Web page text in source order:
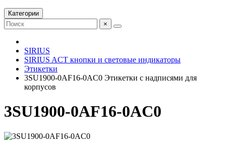
Категории
×
SIRIUS
SIRIUS ACT кнопки и световые индикаторы
Этикетки
3SU1900-0AF16-0AC0 Этикетки с надписями для
корпусов
3SU1900-0AF16-0AC0